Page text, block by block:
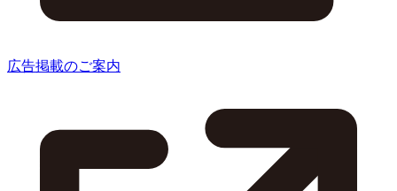
広告掲載のご案内